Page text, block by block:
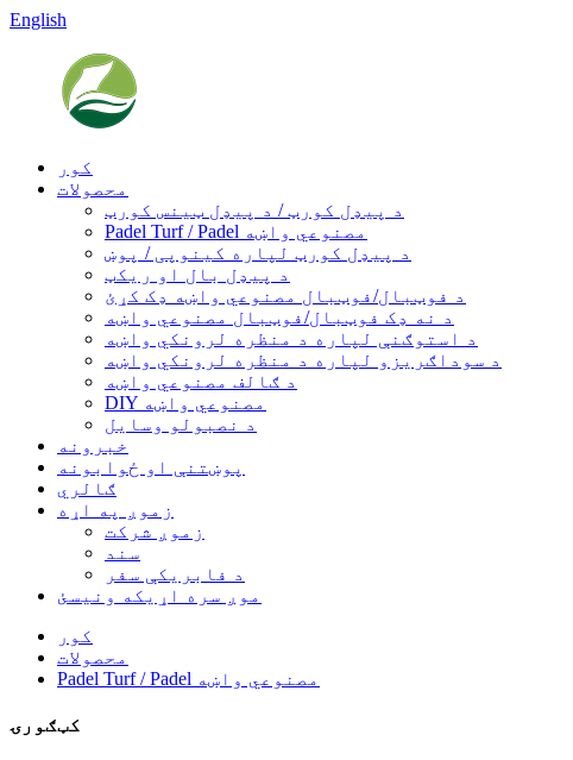
English
کور
محصولات
د پیډل کورټ / د پیډل ټینس کورټ
Padel Turf / Padel مصنوعي واښه
د پیډل کورټ لپاره کینوپی / پوښ
د پیډل بال او ریکټ
د فوټبال/فوټبال مصنوعي واښه ډک کړئ
د نه ډک فوټبال/فوټبال مصنوعي واښه
د استوګنې لپاره د منظره لرونکي واښه
د سوداګریزو لپاره د منظره لرونکي واښه
د ګالف مصنوعي واښه
DIY مصنوعي واښه
د نصبولو وسایل
خبرونه
پوښتنې او ځوابونه
ګالري
زموږ په اړه
زموږ شرکت
سند
د فابریکې سفر
موږ سره اړیکه ونیسئ
کور
محصولات
Padel Turf / Padel مصنوعي واښه
کټګورۍ